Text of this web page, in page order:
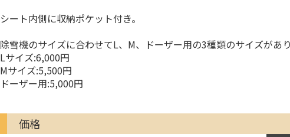
シート内側に収納ポケット付き。
除雪機のサイズに合わせてL、M、ドーザー用の3種類のサイズがあり
Lサイズ:6,000円
Mサイズ:5,500円
ドーザー用:5,000円
価格